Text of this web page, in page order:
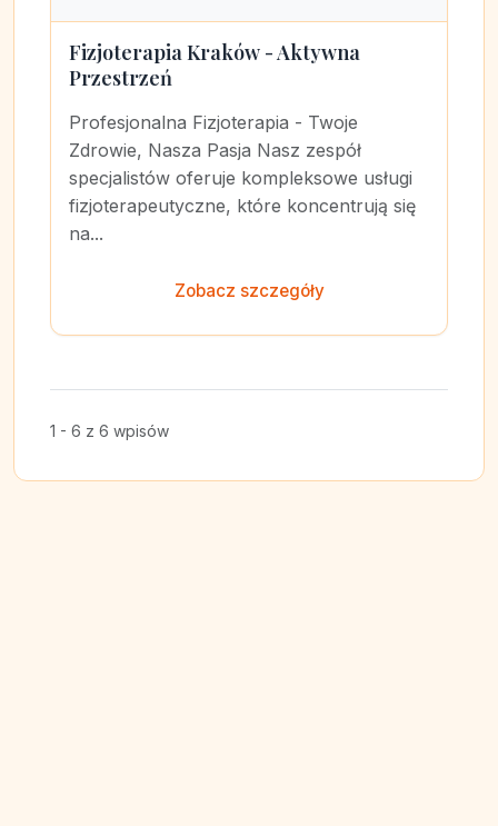
Fizjoterapia Kraków - Aktywna
Przestrzeń
Profesjonalna Fizjoterapia - Twoje
Zdrowie, Nasza Pasja Nasz zespół
specjalistów oferuje kompleksowe usługi
fizjoterapeutyczne, które koncentrują się
na...
Zobacz szczegóły
1 - 6 z 6 wpisów